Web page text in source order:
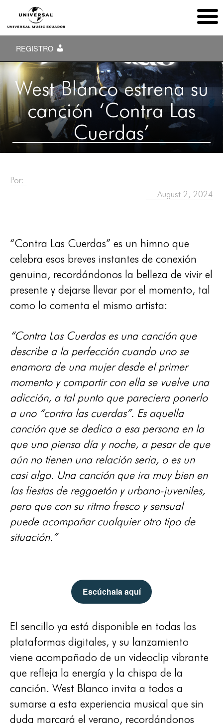
REGISTRO
West Blanco estrena su
canción ‘Contra Las
Cuerdas’
Por:
August 2, 2024
“Contra Las Cuerdas” es un himno que
celebra esos breves instantes de conexión
genuina, recordándonos la belleza de vivir el
presente y dejarse llevar por el momento, tal
como lo comenta el mismo artista:
“Contra Las Cuerdas es una canción que
describe a la perfección cuando uno se
enamora de una mujer desde el primer
momento y compartir con ella se vuelve una
adicción, a tal punto que pareciera ponerlo
a uno “contra las cuerdas”. Es aquella
canción que se dedica a esa persona en la
que uno piensa día y noche, a pesar de que
aún no tienen una relación seria, o es un
casi algo. Una canción que ira muy bien en
las fiestas de reggaetón y urbano-juveniles,
pero que con su ritmo fresco y sensual
puede acompañar cualquier otro tipo de
situación.”
Escúchala aquí
El sencillo ya está disponible en todas las
plataformas digitales, y su lanzamiento
viene acompañado de un videoclip vibrante
que refleja la energía y la chispa de la
canción. West Blanco invita a todos a
sumarse a esta experiencia musical que sin
duda marcará el verano, recordándonos